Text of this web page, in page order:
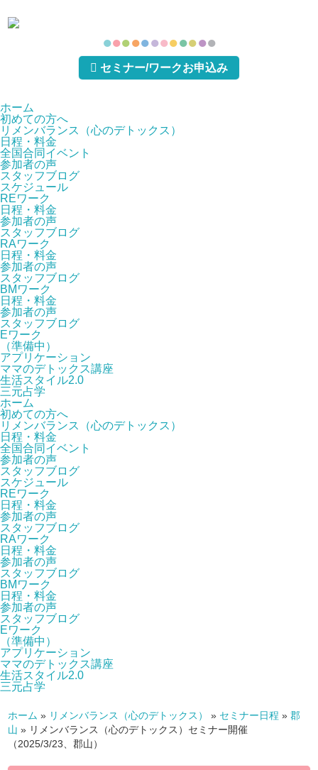
●●●●●●●●●●●●
セミナー/ワークお申込み
ホーム
初めての方へ
リメンバランス（心のデトックス）
日程・料金
全国合同イベント
参加者の声
スタッフブログ
スケジュール
REワーク
日程・料金
参加者の声
スタッフブログ
RAワーク
日程・料金
参加者の声
スタッフブログ
BMワーク
日程・料金
参加者の声
スタッフブログ
Eワーク
（準備中）
アプリケーション
ママのデトックス講座
生活スタイル2.0
三元占学
ホーム
初めての方へ
リメンバランス（心のデトックス）
日程・料金
全国合同イベント
参加者の声
スタッフブログ
スケジュール
REワーク
日程・料金
参加者の声
スタッフブログ
RAワーク
日程・料金
参加者の声
スタッフブログ
BMワーク
日程・料金
参加者の声
スタッフブログ
Eワーク
（準備中）
アプリケーション
ママのデトックス講座
生活スタイル2.0
三元占学
ホーム » リメンバランス（心のデトックス） » セミナー日程 »郡
山 » リメンバランス（心のデトックス）セミナー開催
（2025/3/23、郡山）